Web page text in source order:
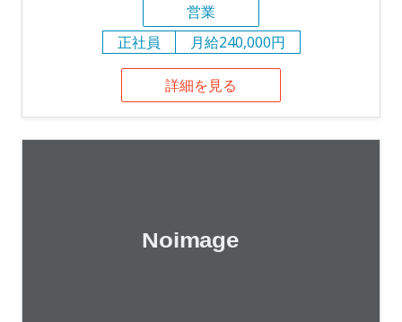
営業
正社員
月給240,000円
詳細を見る